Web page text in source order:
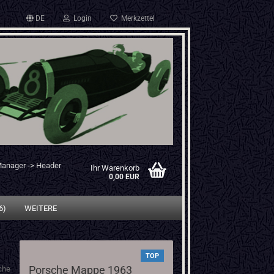
DE Login Merkzettel
-> Header Ihr Warenkorb
0,00 EUR
WEITERE
TOP
Porsche Mappe 1963